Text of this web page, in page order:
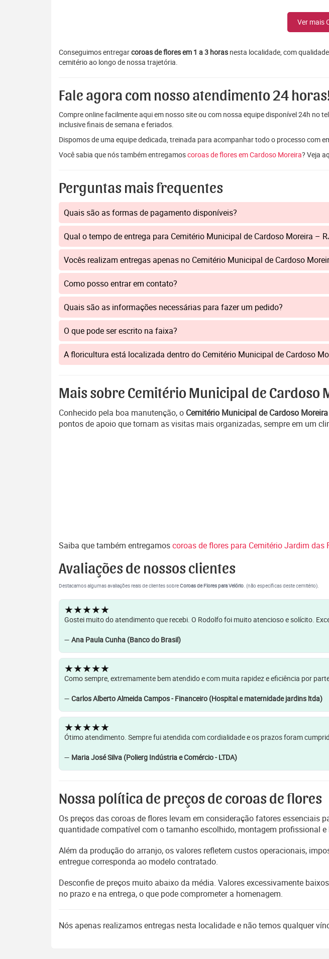
Ver mais
Conseguimos entregarcoroas de flores em 1 a 3 horas nesta localidade, com
cemitério ao longo de nossa trajetória.
Fale agora com nosso atendimento 24
Compre online facilmente aqui em nosso site ou com nossa equipe disponível 24h no
inclusive finais de semana e feriados.
Dispomos de uma equipe dedicada, treinada para acompanhar todo o processo com
Você sabia que nós também entregamoscoroas de flores em Cardoso Moreira? Veja
Perguntas mais frequentes
Quais são as formas de pagamento disponíveis?
Qual o tempo de entrega para Cemitério Municipal de Cardoso Moreira –
Vocês realizam entregas apenas no Cemitério Municipal de Cardoso
Como posso entrar em contato?
Quais são as informações necessárias para fazer um pedido?
O que pode ser escrito na faixa?
A floricultura está localizada dentro do Cemitério Municipal de Cardoso
Mais sobre Cemitério Municipal de Cardoso
Conhecido pela boa manutenção, o Cemitério Municipal de Cardoso
pontos de apoio que tornam as visitas mais organizadas, sempre em um
Saiba que também entregamoscoroas de flores para Cemitério Jardim das
Avaliações de nossos clientes
Destacamos algumas avaliações reais de clientes sobreCoroas de Flores para Velório. (não específicas deste cemitério).
★★★★★
Gostei muito do atendimento que recebi. O Rodolfo foi muito atencioso e solícito.
— Ana Paula Cunha (Banco do Brasil)
★★★★★
Como sempre, extremamente bem atendido e com muita rapidez e eficiência por
— Carlos Alberto Almeida Campos - Financeiro (Hospital e maternidade jardins ltda)
★★★★★
Ótimo atendimento. Sempre fui atendida com cordialidade e os prazos foram
— Maria José Silva (Polierg Indústria e Comércio - LTDA)
Nossa política de preços de coroas de flores
Os preços das coroas de flores levam em consideração fatores essenciais
quantidade compatível com o tamanho escolhido, montagem profissional
Além da produção do arranjo, os valores refletem custos operacionais,
entregue corresponda ao modelo contratado.
Desconfie de preços muito abaixo da média. Valores excessivamente
no prazo e na entrega, o que pode comprometer a homenagem.
Nós apenas realizamos entregas nesta localidade e não temos qualquer